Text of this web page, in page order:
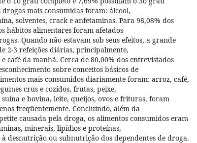
mais consumidas foram: álcool,
solventes, crack e anfetaminas. Para 98,08% dos
hábitos alimentares foram afetados
Quando não estavam sob seus efeitos, a grande
2-3 refeições diárias, principalmente,
café da manhã. Cerca de 80,00% dos entrevistados
sobre conceitos básicos de
mais consumidos diariamente foram: arroz, café,
crus e cozidos, frutas, peixe,
e bovina, leite, queijos, ovos e frituras, foram
freqüentemente. Concluindo, além da
causada pela droga, os alimentos consumidos eram
minerais, lipídios e proteínas,
desnutrição ou subnutrição dos dependentes de droga.